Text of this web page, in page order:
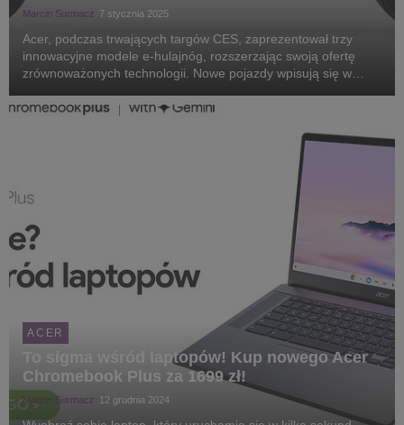
Marcin Surmacz 7 stycznia 2025
Acer, podczas trwających targów CES, zaprezentował trzy
innowacyjne modele e-hulajnóg, rozszerzając swoją ofertę
zrównoważonych technologii. Nowe pojazdy wpisują się w
wymiar zabawy i mobilności.
ACER
To sigma wśród laptopów! Kup nowego Acer
Chromebook Plus za 1699 zł!
Marcin Surmacz 12 grudnia 2024